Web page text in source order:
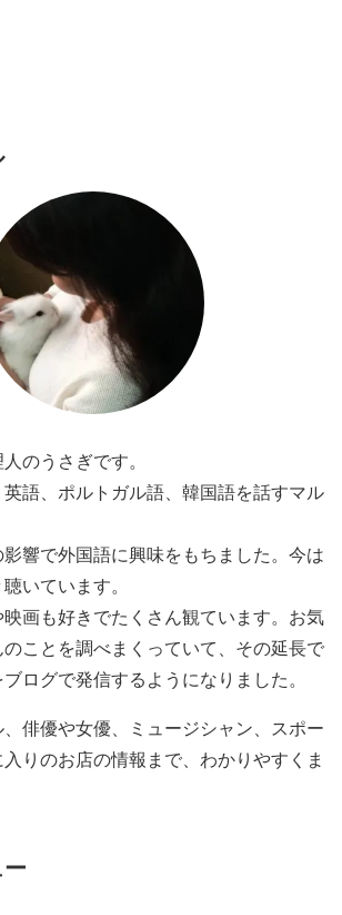
のうさぎです。
語、ポルトガル語、韓国語を話すマル
響で外国語に興味をもちました。今は
いています。
画も好きでたくさん観ています。お気
ことを調べまくっていて、その延長で
ログで発信するようになりました。
俳優や女優、ミュージシャン、スポー
りのお店の情報まで、わかりやすくま